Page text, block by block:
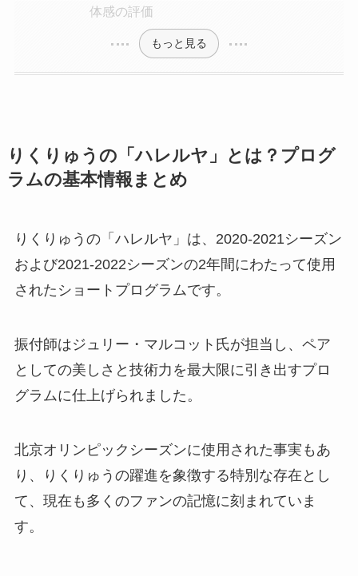
体感の評価
もっと見る
りくりゅうの「ハレルヤ」とは？プログ
ラムの基本情報まとめ
りくりゅうの「ハレルヤ」は、2020-2021シーズン
および2021-2022シーズンの2年間にわたって使用
されたショートプログラムです。
振付師はジュリー・マルコット氏が担当し、ペア
としての美しさと技術力を最大限に引き出すプロ
グラムに仕上げられました。
北京オリンピックシーズンに使用された事実もあ
り、りくりゅうの躍進を象徴する特別な存在とし
て、現在も多くのファンの記憶に刻まれていま
す。